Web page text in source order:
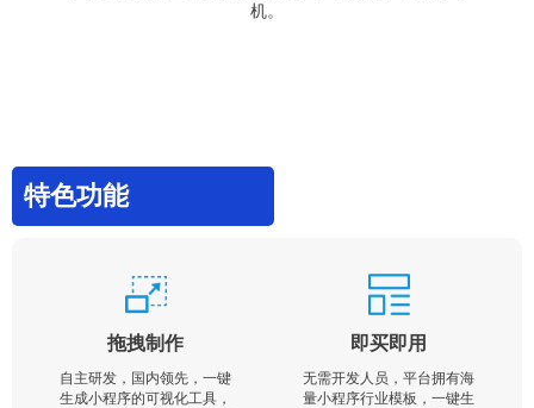
机。
特色功能
拖拽制作
自主研发，国内领先，一键
生成小程序的可视化工具，
即买即用
无需开发人员，平台拥有海
量小程序行业模板，一键生